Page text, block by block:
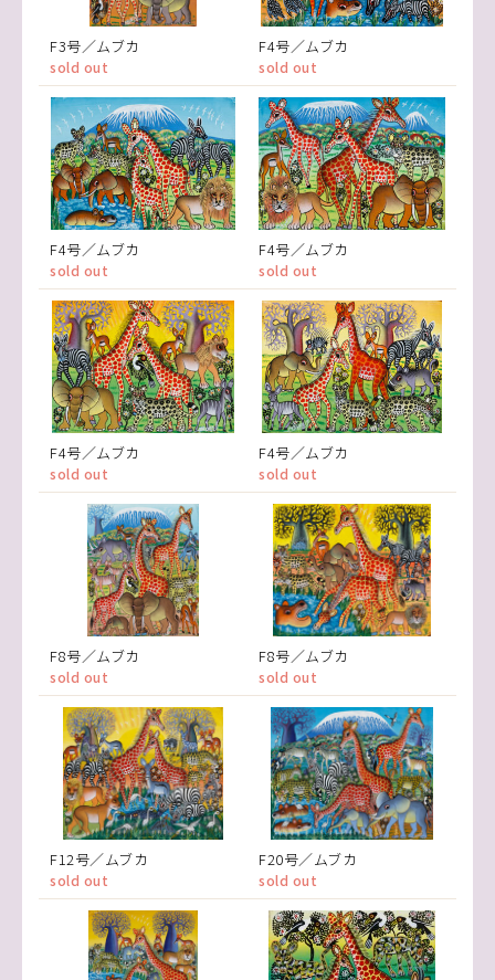
F3号／ムブカ
sold out
F4号／ムブカ
sold out
F4号／ムブカ
sold out
F4号／ムブカ
sold out
F4号／ムブカ
sold out
F4号／ムブカ
sold out
F8号／ムブカ
sold out
F8号／ムブカ
sold out
F12号／ムブカ
sold out
F20号／ムブカ
sold out